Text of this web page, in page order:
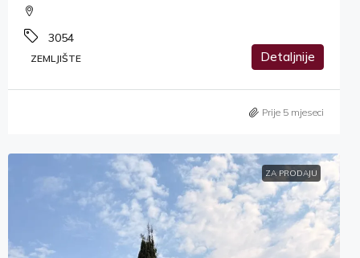
3054
ZEMLJIŠTE Detaljnije
Prije 5 mjeseci
ZA PRODAJU